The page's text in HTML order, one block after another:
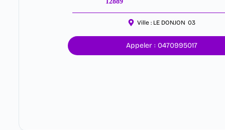
Ville : LE DONJON 03
Appeler : 0470995017